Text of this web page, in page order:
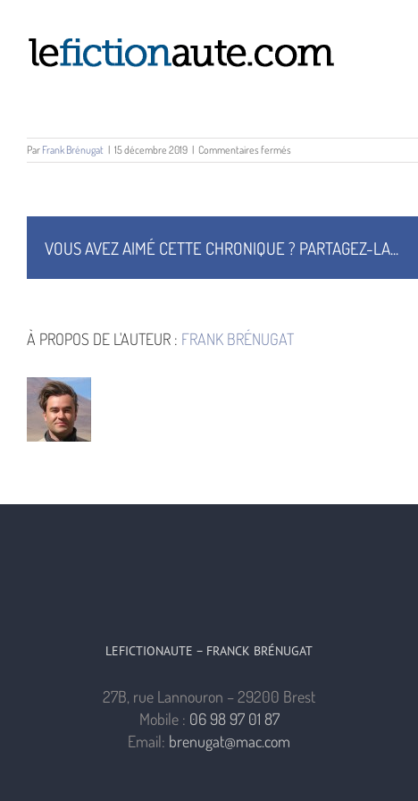
contenu
Par Frank Brénugat | 15 décembre 2019 | Commentaires ferméssur
Le
VOUS AVEZ AIMÉ CETTE CHRONIQUE ? PARTAGEZ-LA...
À PROPOS DE L'AUTEUR : FRANK BRÉNUGAT
LEFICTIONAUTE – FRANCK BRÉNUGAT
27B, rue Lannouron – 29200 Brest
Mobile : 06 98 97 01 87
Email: brenugat@mac.com